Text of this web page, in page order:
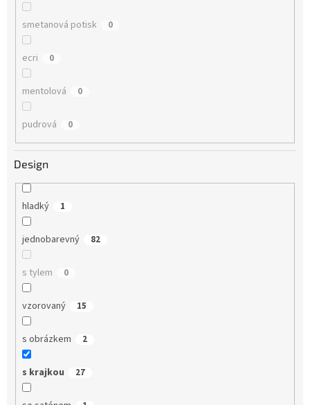
smetanová potisk 0
ecri 0
mentolová 0
pudrová 0
Design
hladký 1
jednobarevný 82
s tylem 0
vzorovaný 15
s obrázkem 2
s krajkou 27